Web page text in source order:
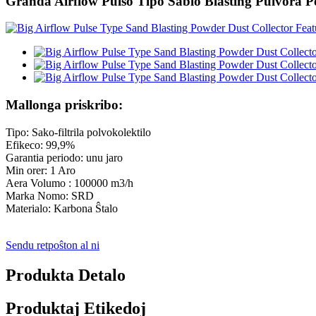
Mallonga priskribo:
Tipo: Sako-filtrila polvokolektilo
Efikeco: 99,9%
Garantia periodo: unu jaro
Min orer: 1 Aro
Aera Volumo : 100000 m3/h
Marka Nomo: SRD
Materialo: Karbona Ŝtalo
Sendu retpoŝton al ni
Produkta Detalo
Produktaj Etikedoj